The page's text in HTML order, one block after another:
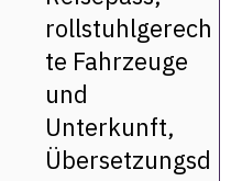
rollstuhlgerech
te Fahrzeuge
und
Unterkunft,
Übersetzungsd